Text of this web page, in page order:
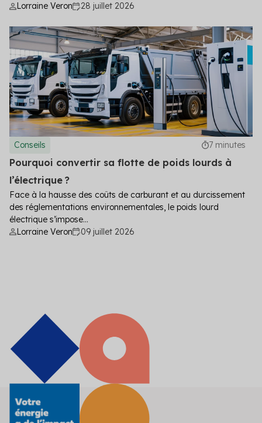
Lorraine Veron
28 juillet 2026
Conseils 7 minutes
Pourquoi convertir sa flotte de poids lourds à
l’électrique ?
Face à la hausse des coûts de carburant et au durcissement
des réglementations environnementales, le poids lourd
électrique s’impose...
Lorraine Veron
09 juillet 2026